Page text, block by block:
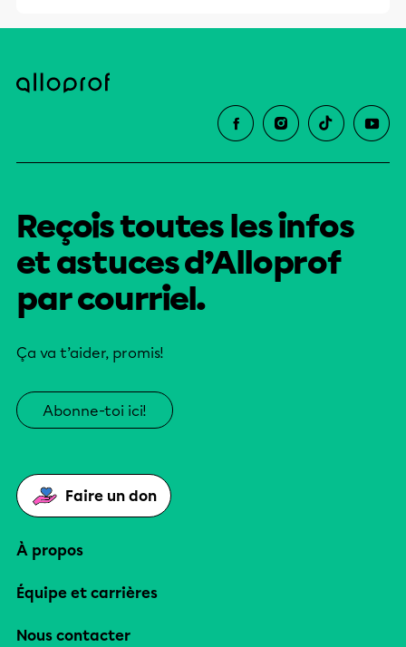
Reçois toutes les infos
et astuces d’Alloprof
par courriel.
Ça va t’aider, promis!
Abonne-toi ici!
Faire un don
À propos
Équipe et carrières
Nous contacter